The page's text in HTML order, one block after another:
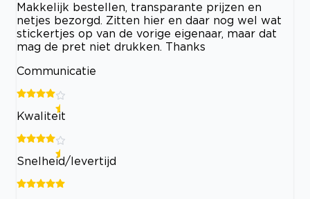
Makkelijk bestellen, transparante prijzen en
netjes bezorgd. Zitten hier en daar nog wel wat
stickertjes op van de vorige eigenaar, maar dat
mag de pret niet drukken. Thanks
Communicatie
Kwaliteit
Snelheid/levertijd